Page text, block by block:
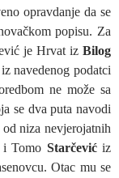
opravdanje da se
popisu. Za
je Hrvat iz Bilog
navedenog podatci
ne može sa
se dva puta navodi
niza nevjerojatnih
i Tomo Starčevićiz
Otac mu se